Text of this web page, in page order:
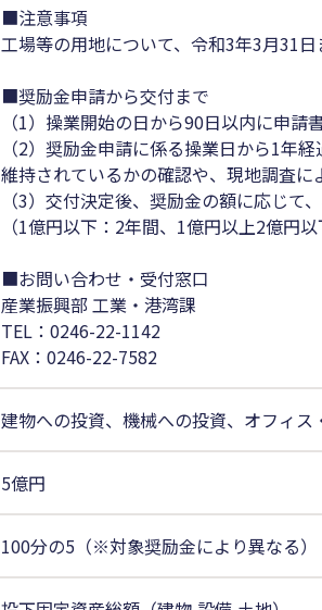
■注意事項
工場等の用地について、令和3年3月31
■奨励金申請から交付まで
（1）操業開始の日から90日以内に申請
（2）奨励金申請に係る操業日から1年
維持されているかの確認や、現地調査に
（3）交付決定後、奨励金の額に応じて
（1億円以下：2年間、1億円以上2億円
■お問い合わせ・受付窓口
産業振興部 工業・港湾課
TEL：0246-22-1142
FAX：0246-22-7582
建物への投資、機械への投資、オフィス
5億円
100分の5（※対象奨励金により異なる）